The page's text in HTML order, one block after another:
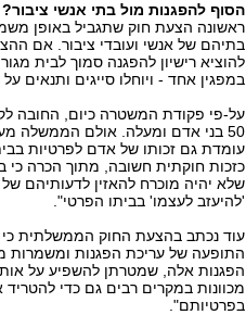
הסוף להפגנות מול בתי אנשי ציבור?
ראשונה הצעת חוק שתגביל באופן
בתיהם של אנשי ועובדי ציבור. אם
להוציא רישיון להפגנה סמוך לבית
במפגין אחד - ויוחלו סייגים ותנאים על
על-פי פקודת המשטרה כיום, החובה
50 בני אדם ומעלה. אולם הממשלה
עומדת גם זכותו של אדם לפרטיות
כזכות חוקתית חשובה, מתוך הכרה כי
שלא יהיה מוכרח להאזין לדעותיהם
'להיעזב לעצמו' בביתו הפרטי".
עוד נכתב בהצעת החוק הממשלתית כי
התופעה של עריכת הפגנות ומשמרות
הפגנות אלה, שמטרתן להשפיע על
מכוונות במקרים רבים גם כדי
בפרטיותם".